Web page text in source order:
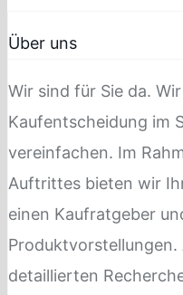
Über uns
Wir sind für Sie da.
Kaufentscheidung im
vereinfachen. Im
Auftrittes bieten wir
einen Kaufratgeber
Produktvorstellungen.
detaillierten